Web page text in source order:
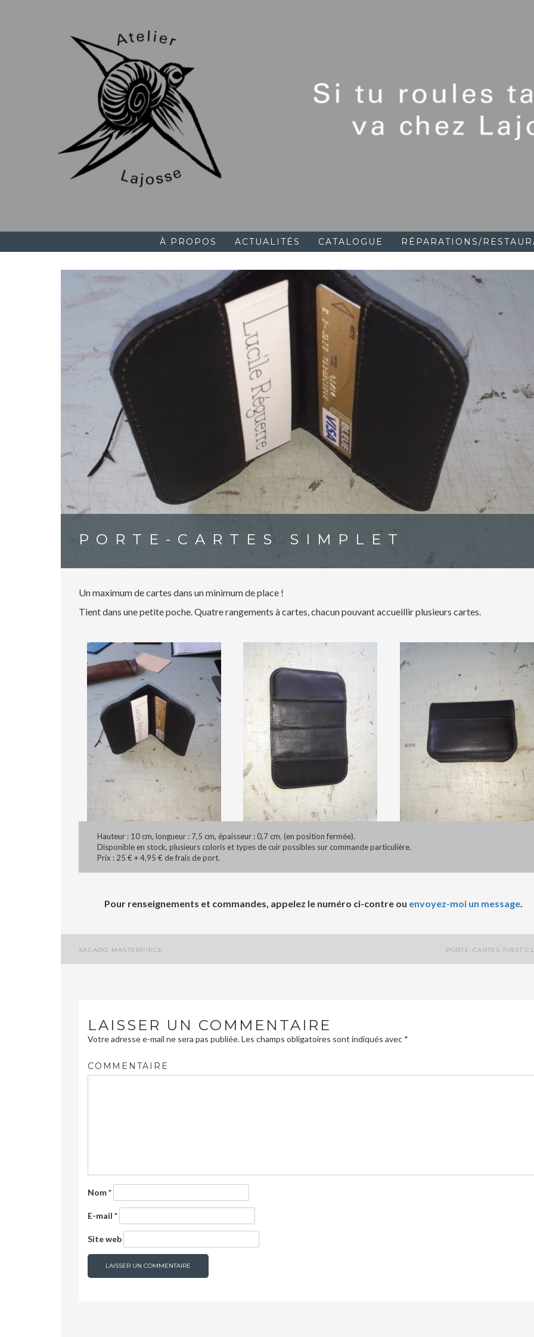
À PROPOS ACTUALITÉS CATALOGUE RÉPARATIONS/
PORTE-CARTES SIMPLET
Un maximum de cartes dans un minimum de place !
Tient dans une petite poche. Quatre rangements à cartes, chacun pouvant accueillir plusieurs cartes.
Hauteur : 10 cm, longueur : 7,5 cm, épaisseur : 0,7 cm. (en position fermée).
Disponible en stock, plusieurs coloris et types de cuir possibles sur commande particulière.
Prix : 25 € + 4,95 € de frais de port.
Pour renseignements et commandes, appelez le numéro ci-contre ou envoyez-moi un message.
Navigation
SACADO MASTERPIECE PORTE-CARTES FIRST
LAISSER UN COMMENTAIRE
Votre adresse e-mail ne sera pas publiée.Les champs obligatoires sont indiqués avec *
COMMENTAIRE
Nom*
E-mail *
Site web